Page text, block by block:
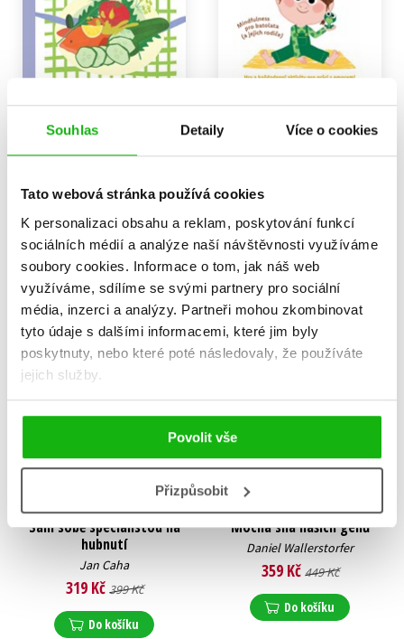
Souhlas Detaily Více o cookies
Tato webová stránka používá cookies
K personalizaci obsahu a reklam, poskytování funkcí
sociálních médií a analýze naší návštěvnosti využíváme
soubory cookies. Informace o tom, jak náš web
využíváme, sdílíme se svými partnery pro sociální
média, inzerci a analýzy. Partneři mohou zkombinovat
tyto údaje s dalšími informacemi, které jim byly
poskytnuty, nebo které poté následovaly, že používáte
jejich služby.
Povolit vše
Přizpůsobit
Zdravá a chutná strava při
239 Kč299 Kč
Do košíku
Probuzení malé žabky
Sám sobě specialistou na
hubnutí
Jan Caha
319 Kč 399 Kč
Do košíku
Mocná síla našich genů
Daniel Wallerstorfer
359 Kč 449 Kč
Do košíku